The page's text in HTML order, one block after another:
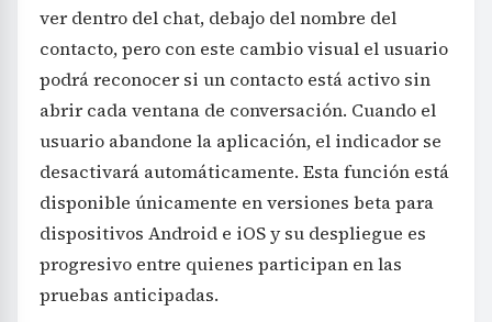
ver dentro del chat, debajo del nombre del
contacto, pero con este cambio visual el usuario
podrá reconocer si un contacto está activo sin
abrir cada ventana de conversación. Cuando el
usuario abandone la aplicación, el indicador se
desactivará automáticamente. Esta función está
disponible únicamente en versiones beta para
dispositivos Android e iOS y su despliegue es
progresivo entre quienes participan en las
pruebas anticipadas.